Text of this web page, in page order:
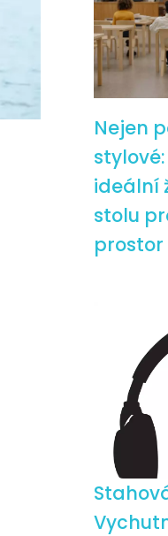
Nejen
ideální
stolu
prostor